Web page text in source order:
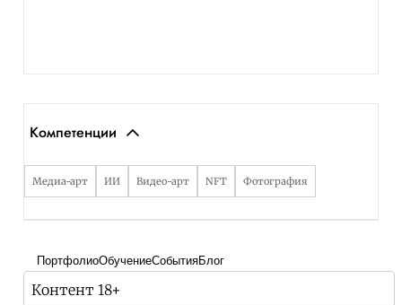
Компетенции
Медиа-арт ИИ Видео-арт NFT Фотография
ПортфолиоОбучениеСобытияБлог
Контент 18+